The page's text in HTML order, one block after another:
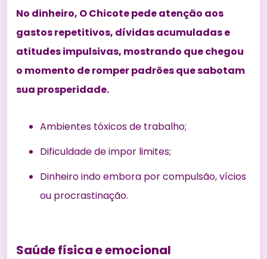
No dinheiro, O Chicote pede atenção aos
gastos repetitivos, dívidas acumuladas e
atitudes impulsivas, mostrando que chegou
o momento de romper padrões que sabotam
sua prosperidade.
Ambientes tóxicos de trabalho;
Dificuldade de impor limites;
Dinheiro indo embora por compulsão, vícios
ou procrastinação.
Saúde física e emocional